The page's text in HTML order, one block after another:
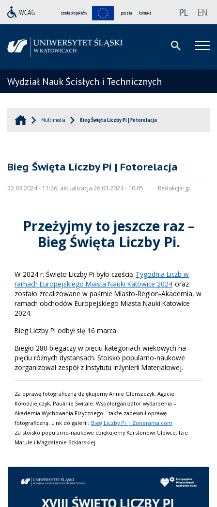
strefa projektów poczta kontakt PL EN
Wydział Nauk Ścisłych i Technicznych
Multimedia Bieg Święta Liczby Pi | Fotorelacja
Bieg Święta Liczby Pi | Fotorelacja
22.03.2024 - 11:26, aktualizacja 26.03.2024 - 10:05 Redakcja: jp
Przeżyjmy to jeszcze raz –
Bieg Święta Liczby Pi.
W 2024 r. Święto Liczby Pi było częścią Tygodnia Liczb w
ramach Europejskiego Miasta Nauki Katowice 2024 oraz
zostało zrealizowane w paśmie Miasto-Region-Akademia, w
ramach obchodów Europejskiego Miasta Nauki Katowice
2024.
Bieg Liczby Pi odbył się 16 marca.
Biegło 280 biegaczy w pięciu kategoriach wiekowych na
pięciu różnych dystansach. Stoisko popularno-naukowe
zorganizował zespół z Instytutu Inżynierii Materiałowej.
Za oprawę fotograficzną dziękujemy Annie Glenszczyk, Agacie
Kołodziejczyk, Paulinie Świtale. Współorganizator wydarzenia –
Akademia Wychowania Fizycznego – także zapewnił oprawę
fotograficzną. Link do galerii: Bieg Liczby Pi | Zonerama.com
Za stoisko popularno-naukowe dziękujemy Karstenowi Glowce, Izie
Matule i Magdalenie Szklarskiej.